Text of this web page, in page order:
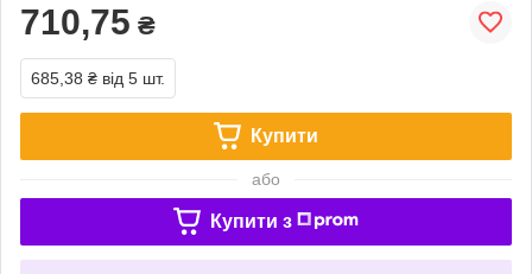
710,75 ₴
685,38 ₴ від 5 шт.
Купити
або
Купити з